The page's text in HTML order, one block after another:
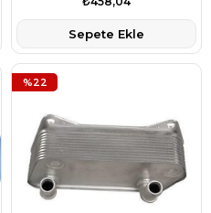
Sepete Ekle
%22